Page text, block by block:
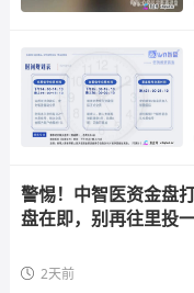
警惕！中智医资金盘
盘在即，别再往里投
2天前